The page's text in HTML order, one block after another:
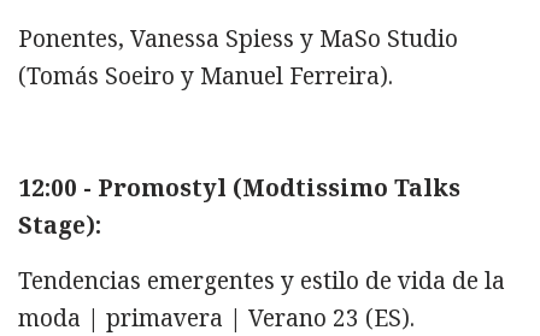
Ponentes, Vanessa Spiess y MaSo Studio
(Tomás Soeiro y Manuel Ferreira).
12:00 - Promostyl (Modtissimo Talks
Stage):
Tendencias emergentes y estilo de vida de la
moda | primavera | Verano 23 (ES).